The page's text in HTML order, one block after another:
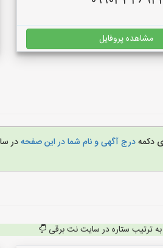
مشاهده پروفایل
دکمهدرج آگهی و نام شما در این صفحهدر
به ترتیب ستاره در سایت نت برقی